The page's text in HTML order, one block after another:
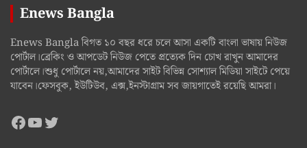
Enews Bangla
Enews Bangla বিগত ১০ বছর ধরে চলে আসা একটি বাংলা ভাষায় নিউজ
পোর্টাল।ব্রেকিং ও আপডেট নিউজ পেতে প্রত্যেক দিন চোখ রাখুন আমাদের
পোর্টালে।শুধু পোর্টালে নয়,আমাদের সাইট বিভিন্ন সোশ্যাল মিডিয়া সাইটে পেয়ে
যাবেন।ফেসবুক, ইউটিউব, এক্স,ইনস্টাগ্রাম সব জায়গাতেই রয়েছি আমরা।
Facebook
YouTube
Twitter